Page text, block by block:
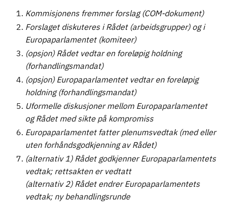
Kommisjonens fremmer forslag (COM-dokument)
Forslaget diskuteres i Rådet (arbeidsgrupper) og i
Europaparlamentet (komiteer)
(opsjon) Rådet vedtar en foreløpig holdning
(forhandlingsmandat)
(opsjon) Europaparlamentet vedtar en foreløpig
holdning (forhandlingsmandat)
Uformelle diskusjoner mellom Europaparlamentet
og Rådet med sikte på kompromiss
Europaparlamentet fatter plenumsvedtak (med eller
uten forhåndsgodkjenning av Rådet)
(alternativ 1) Rådet godkjenner Europaparlamentets
vedtak; rettsakten er vedtatt
(alternativ 2) Rådet endrer Europaparlamentets
vedtak; ny behandlingsrunde